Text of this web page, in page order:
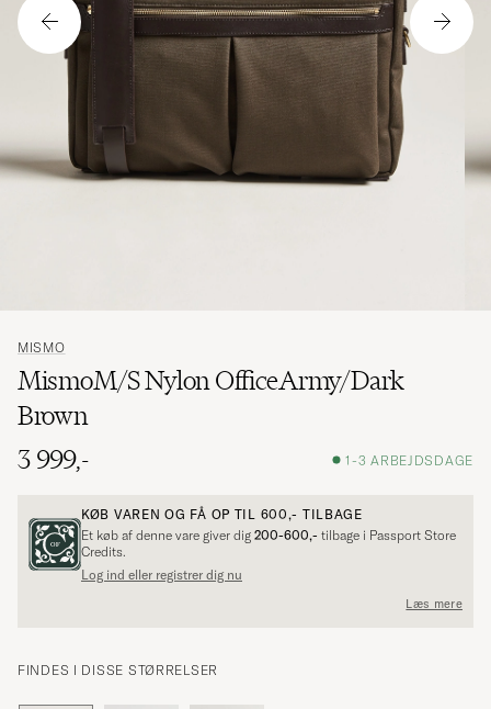
MISMO
MismoM/S Nylon OfficeArmy/Dark
Brown
3 999,-
1-3 ARBEJDSDAGE
KØB VAREN OG FÅ OP TIL 600,- TILBAGE
Et køb af denne vare giver dig 200-600,- tilbage i Passport Store
Credits.
Log ind eller registrer dig nu
Læs mere
FINDES I DISSE STØRRELSER